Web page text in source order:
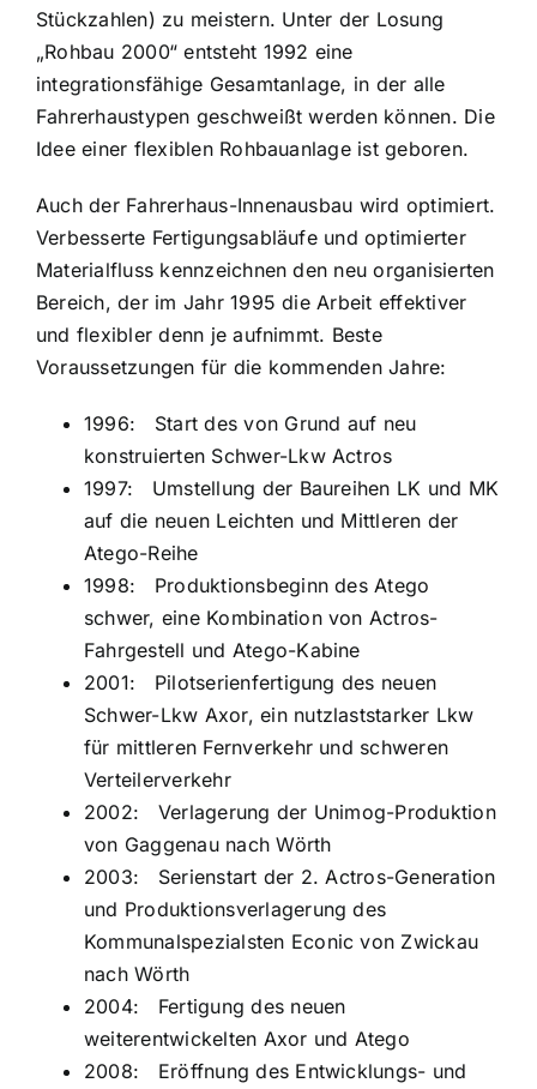
Stückzahlen) zu meistern. Unter der Losung
„Rohbau 2000“ entsteht 1992 eine
integrationsfähige Gesamtanlage, in der alle
Fahrerhaustypen geschweißt werden können. Die
Idee einer flexiblen Rohbauanlage ist geboren.
Auch der Fahrerhaus-Innenausbau wird optimiert.
Verbesserte Fertigungsabläufe und optimierter
Materialfluss kennzeichnen den neu organisierten
Bereich, der im Jahr 1995 die Arbeit effektiver
und flexibler denn je aufnimmt. Beste
Voraussetzungen für die kommenden Jahre:
1996: Start des von Grund auf neu
konstruierten Schwer-Lkw Actros
1997: Umstellung der Baureihen LK und MK
auf die neuen Leichten und Mittleren der
Atego-Reihe
1998: Produktionsbeginn des Atego
schwer, eine Kombination von Actros-
Fahrgestell und Atego-Kabine
2001: Pilotserienfertigung des neuen
Schwer-Lkw Axor, ein nutzlaststarker Lkw
für mittleren Fernverkehr und schweren
Verteilerverkehr
2002: Verlagerung der Unimog-Produktion
von Gaggenau nach Wörth
2003: Serienstart der 2. Actros-Generation
und Produktionsverlagerung des
Kommunalspezialsten Econic von Zwickau
nach Wörth
2004: Fertigung des neuen
weiterentwickelten Axor und Atego
2008: Eröffnung des Entwicklungs- und